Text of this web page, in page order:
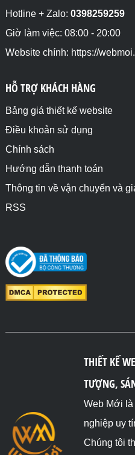
Hotline + Zalo: 0398259259
Giờ làm việc: 08:00 - 20:00
Website chính: https://
HỖ TRỢ KHÁCH HÀNG
Bảng giá thiết kế website
Điều khoản sử dụng
Chính sách
Hướng dẫn thanh toán
Thông tin về vận chuyển và
RSS
THIẾT KẾ
TƯỢNG,
Web Mới là
nghiệp uy
Chúng tôi